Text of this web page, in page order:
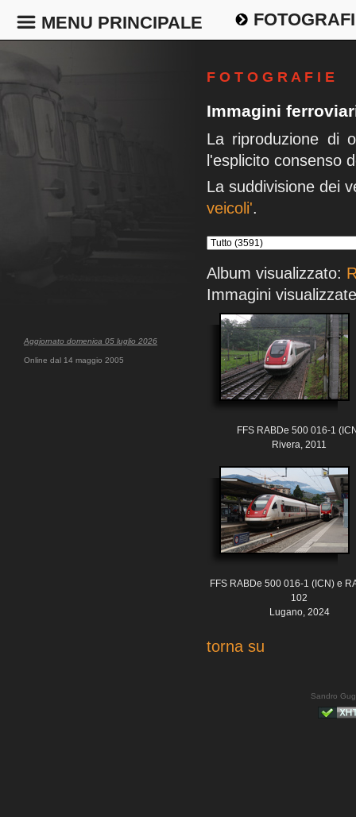
MENU PRINCIPALE
Aggiornato domenica 05 luglio 2026
Online dal 14 maggio 2005
F O T O G R A F I E
Immagini
La riproduzione di
l'esplicito consenso
La suddivisione dei
veicoli'.
Album visualizzato:
Immagini
FFS RABDe 500 016-1
Rivera, 2011
FFS RABDe 500 016-1 (ICN) e
102
Lugano, 2024
torna su
Sandro